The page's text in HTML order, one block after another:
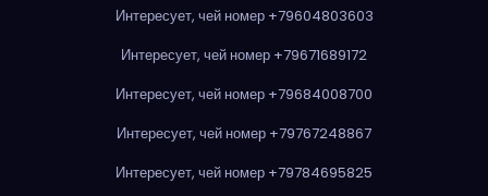
Интересует, чей номер +79604803603
Интересует, чей номер +79671689172
Интересует, чей номер +79684008700
Интересует, чей номер +79767248867
Интересует, чей номер +79784695825